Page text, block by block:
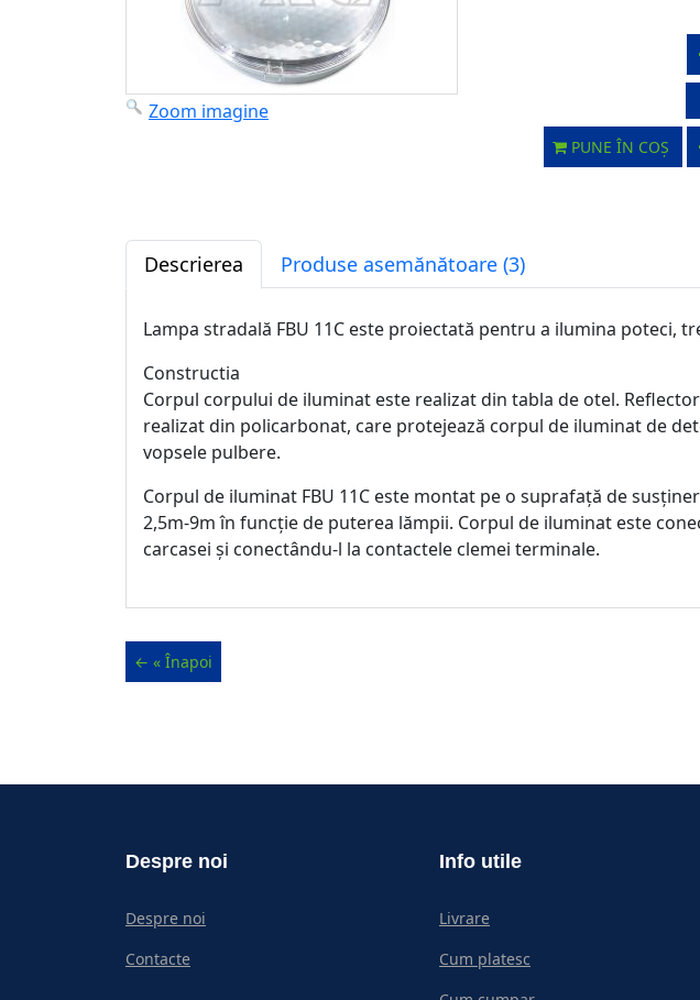
Zoom imagine
PUNE ÎN COȘ
Descrierea Produse asemănătoare (3)
Lampa stradală FBU 11C este proiectată pentru a ilumina
Constructia
Corpul corpului de iluminat este realizat din tabla de otel.
realizat din policarbonat, care protejează corpul de iluminat de
vopsele pulbere.
Corpul de iluminat FBU 11C este montat pe o suprafață de
2,5m-9m în funcție de puterea lămpii. Corpul de iluminat este
carcasei și conectându-l la contactele clemei terminale.
Despre noi
Despre noi
Contacte
Info utile
Livrare
Cum platesc